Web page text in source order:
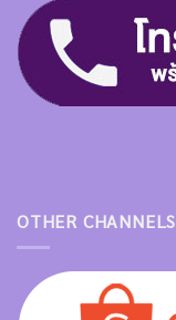
OTHER CHANNELS